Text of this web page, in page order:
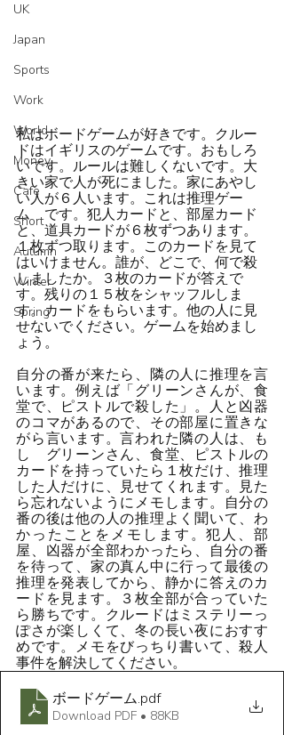
UK
Japan
Sports
Work
World
Money
Cafe
Short
Autumn
Winter
Spring
私はボードゲームが好きです。クルー
ドはイギリスのゲームです。おもしろ
いです。ルールは難しくないです。大
きい家で人が死にました。家にあやし
い人が６人います。これは推理ゲー
ム　です。犯人カードと、部屋カード
と、道具カードが６枚ずつあります。
１枚ずつ取ります。このカードを見て
はいけません。誰が、どこで、何で殺
しましたか。３枚のカードが答えで
す。残りの１５枚をシャッフルしま
す。カードをもらいます。他の人に見
せないでください。ゲームを始めまし
ょう。
自分の番が来たら、隣の人に推理を言
います。例えば「グリーンさんが、食
堂で、ピストルで殺した」。人と凶器
のコマがあるので、その部屋に置きな
がら言います。言われた隣の人は、も
し　グリーンさん、食堂、ピストルの
カードを持っていたら１枚だけ、推理
した人だけに、見せてくれます。見た
ら忘れないようにメモします。自分の
番の後は他の人の推理よく聞いて、わ
かったことをメモします。犯人、部
屋、凶器が全部わかったら、自分の番
を待って、家の真ん中に行って最後の
推理を発表してから、静かに答えのカ
ードを見ます。３枚全部が合っていた
ら勝ちです。クルードはミステリーっ
ぽさが楽しくて、冬の長い夜におすす
めです。メモをびっちり書いて、殺人
事件を解決してください。
ボードゲーム.pdf
Download PDF • 88KB